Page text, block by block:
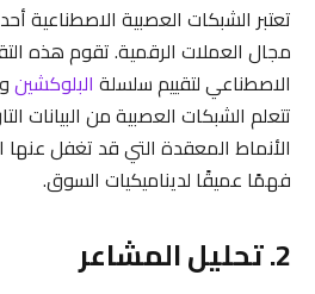
تعتبر الشبكات العصبية الاصطناعية
مجال العملات الرقمية. تقوم هذه
الاصطناعي لتقييم سلسلة البلوكشين
تتعلم الشبكات العصبية من البيانات
الأنماط المعقدة التي قد تغفل عنها
فهمًا عميقًا لديناميكيات السوق.
2. تحليل المشاعر